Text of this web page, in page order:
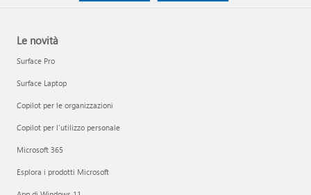
Le novità
Surface Pro
Surface Laptop
Copilot per le organizzazioni
Copilot per l'utilizzo personale
Microsoft 365
Esplora i prodotti Microsoft